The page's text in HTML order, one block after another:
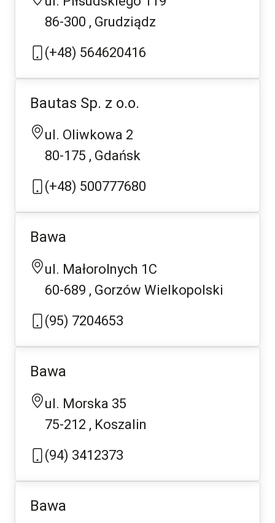
86-300
Grudziądz
(+48) 564620416
Bautas Sp. z o.o.
ul. Oliwkowa 2
80-175
Gdańsk
(+48) 500777680
Bawa
ul. Małorolnych 1C
60-689
Gorzów Wielkopolski
(95) 7204653
Bawa
ul. Morska 35
75-212
Koszalin
(94) 3412373
Bawa